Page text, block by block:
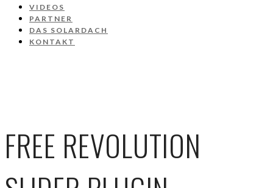
VIDEOS
PARTNER
DAS SOLARDACH
KONTAKT
FREE REVOLUTION